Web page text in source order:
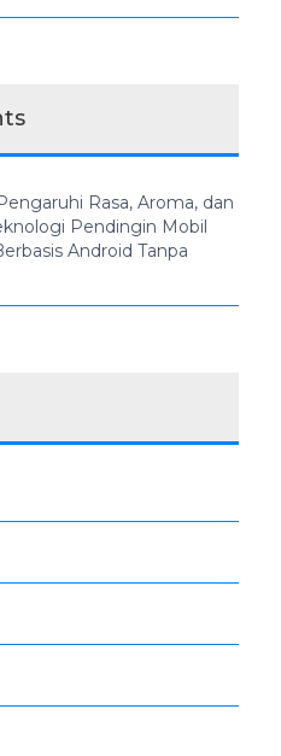
Rasa, Aroma, dan
Pendingin Mobil
Android Tanpa